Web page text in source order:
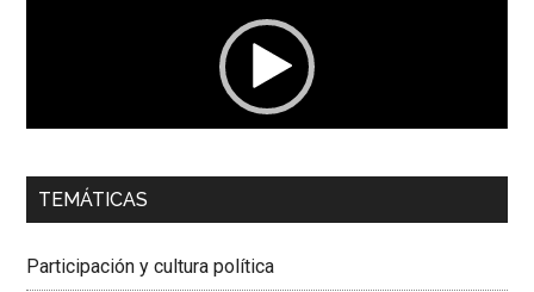
00:00 01:04
Dra. Carolina Corcho Mejía,Presidenta Corporación
Colombiana
TEMÁTICAS
Participación y cultura política